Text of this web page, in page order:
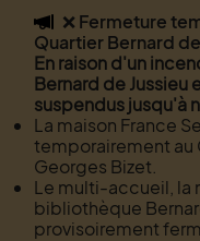
Flash info
❌ Fermeture
Quartier Bernard
En raison d'un
Bernard de Jussieu
suspendus jusqu'à
La maison France
temporairement au
Georges Bizet.
Le multi-accueil, la
bibliothèque
provisoirement
Menu
Recherche
Page de contact
Contenu